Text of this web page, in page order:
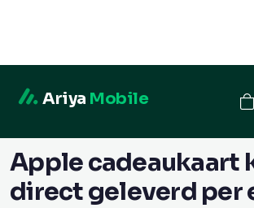
Apple cadeaukaart
direct geleverd per